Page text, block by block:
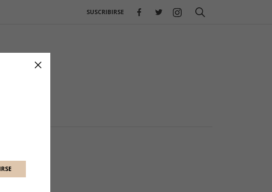
SUSCRIBIRSE